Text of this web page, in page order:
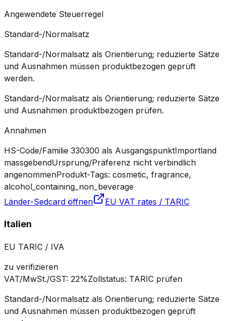
Angewendete Steuerregel
Standard-/Normalsatz
Standard-/Normalsatz als Orientierung; reduzierte Sätze
und Ausnahmen müssen produktbezogen geprüft
werden.
Standard-/Normalsatz als Orientierung; reduzierte Sätze
und Ausnahmen produktbezogen prüfen.
Annahmen
HS-Code/Familie 330300 als AusgangspunktImportland
massgebendUrsprung/Präferenz nicht verbindlich
angenommenProdukt-Tags: cosmetic, fragrance,
alcohol_containing_non_beverage
Länder-Sedcard öffnen
EU VAT rates / TARIC
Italien
EU TARIC / IVA
zu verifizieren
VAT/MwSt./GST: 22%Zollstatus: TARIC prüfen
Standard-/Normalsatz als Orientierung; reduzierte Sätze
und Ausnahmen müssen produktbezogen geprüft